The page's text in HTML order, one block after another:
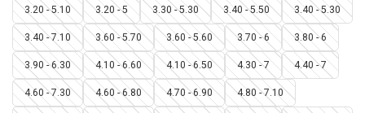
3.20 - 5.10 3.20 - 5 3.30 - 5.30 3.40 - 5.50 3.40 - 5.30
3.40 - 7.10 3.60 - 5.70 3.60 - 5.60 3.70 - 6 3.80 - 6
3.90 - 6.30 4.10 - 6.60 4.10 - 6.50 4.30 - 7 4.40 - 7
4.60 - 7.30 4.60 - 6.80 4.70 - 6.90 4.80 - 7.10